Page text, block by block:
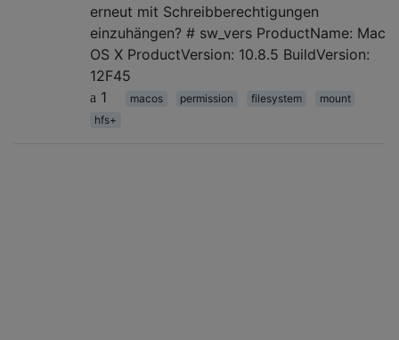
erneut mit Schreibberechtigungen
einzuhängen? # sw_vers ProductName: Mac
OS X ProductVersion: 10.8.5 BuildVersion:
12F45
1
macos permission filesystem
mount
hfs+